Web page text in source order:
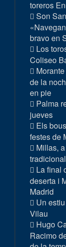
toreros
Son
bravo en
Los
Coliseo
de la
en pie
Palma
jueves
Els
festes de
Millas,
La final
deserta i
Madrid
Un
Vilau
Hugo
Racimo